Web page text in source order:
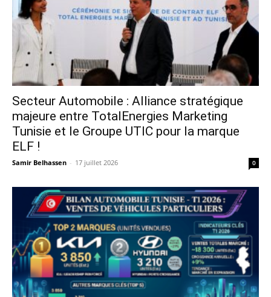
Secteur Automobile : Alliance stratégique
majeure entre TotalEnergies Marketing
Tunisie et le Groupe UTIC pour la marque
ELF !
Samir Belhassen - 17 juillet 2026 0